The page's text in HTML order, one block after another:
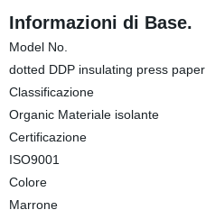
Informazioni di Base.
Model No.
dotted DDP insulating press paper
Classificazione
Organic Materiale isolante
Certificazione
ISO9001
Colore
Marrone